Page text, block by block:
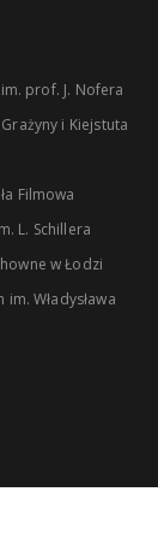
prof. J. Nofera
i Kiejstuta
Filmowa
L. Schillera
w Łodzi
Władysława